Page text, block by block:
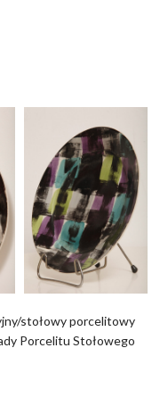
stołowy porcelitowy
Porcelitu Stołowego